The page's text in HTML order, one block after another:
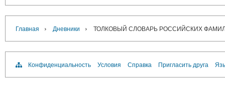
Главная › Дневники › ТОЛКОВЫЙ СЛОВАРЬ РОССИЙСКИХ
Конфиденциальность Условия Справка Пригласить друга